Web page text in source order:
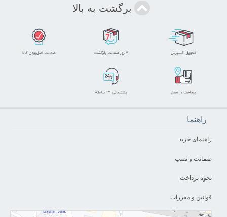
برگشت به بالا
راهنما
راهنمای خرید
ضمانت و نصب
نحوه پرداخت
قوانین و مقررات